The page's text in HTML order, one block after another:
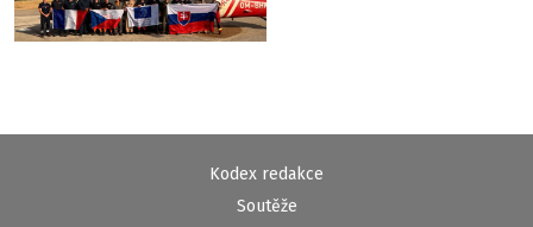
Kodex redakce
Soutěže